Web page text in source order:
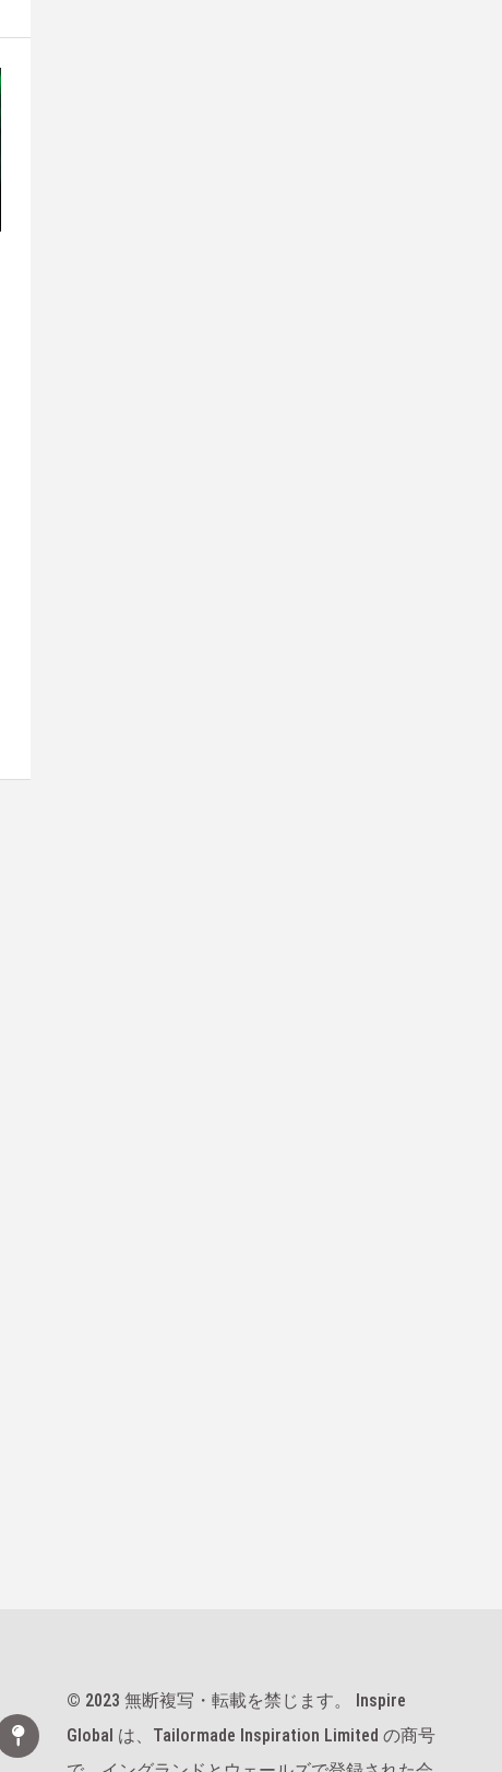
© 2023 無断複写・転載を禁じます。 Inspire
Global は、Tailormade Inspiration Limited の商号